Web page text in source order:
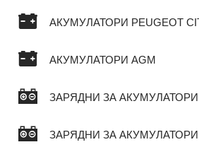
АКУМУЛАТОРИ PEUGEOT
АКУМУЛАТОРИ AGM
ЗАРЯДНИ ЗА АКУМУЛАТОРИ
ЗАРЯДНИ ЗА АКУМУЛАТОРИ